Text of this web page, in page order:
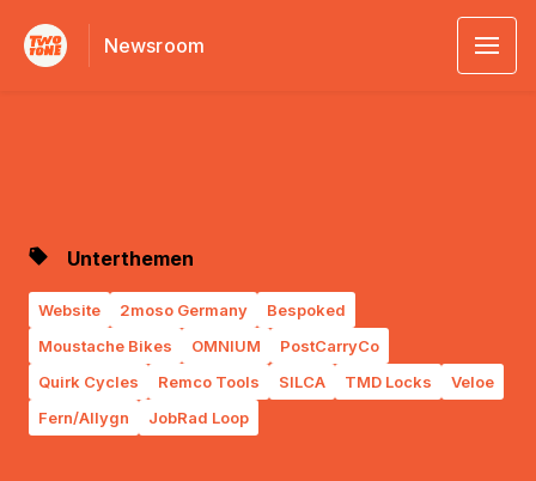
Newsroom
Unterthemen
Website 2moso Germany
Bespoked
Moustache Bikes
OMNIUM
PostCarryCo
Quirk Cycles
Remco Tools SILCA TMD Locks
Veloe
Fern/Allygn
JobRad Loop